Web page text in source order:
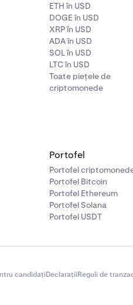
ETH în USD
DOGE în USD
XRP în USD
ADA în USD
SOL în USD
LTC în USD
Toate piețele de
criptomonede
Portofel
Portofel
Portofel Bitcoin
Portofel Ethereum
Portofel Solana
Portofel USDT
candidațiDeclarațiiReguli de